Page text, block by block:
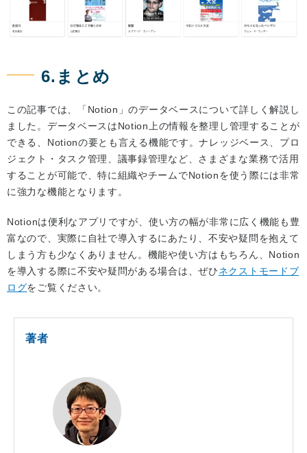
6.まとめ
この記事では、「Notion」のデータベースについて詳しく解説し
ました。データベースはNotion上の情報を整理し管理することが
できる、Notionの要とも言える機能です。ナレッジベース、プロ
ジェクト・タスク管理、議事録管理など、さまざまな業務で活用
することが可能で、特に組織やチームでNotionを使う際には非常
に強力な機能となります。
Notionは便利なアプリですが、使い方の幅が非常に広く機能も豊
富なので、実際に自社で導入するにあたり、不安や疑問を抱えて
しまう方も少なくありません。機能や使い方はもちろん、Notion
を導入する際に不安や疑問がある場合は、ぜひネクストモードブ
ログをご覧ください。
著者